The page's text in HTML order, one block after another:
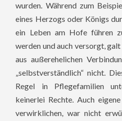
wurden. Während zum
eines Herzogs oder Königs
ein Leben am Hofe führen
werden und auch versorgt,
aus außerehelichen
„selbstverständlich“ nicht.
Regel in Pflegefamilien
keinerlei Rechte. Auch
verwirklichen, war nicht